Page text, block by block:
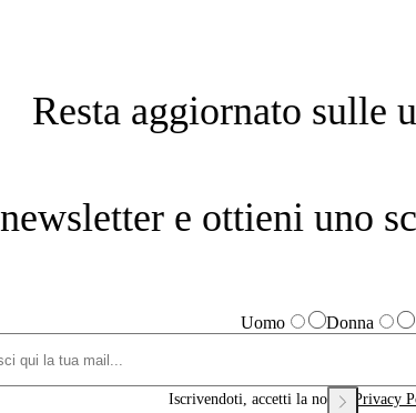
Resta aggiornato sulle
e ottieni uno
Uomo Donna
Iscrivendoti, accetti la nostra Privacy